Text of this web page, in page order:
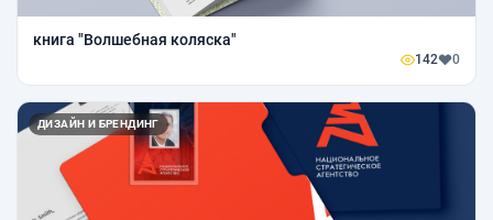
книга "Волшебная коляска"
142 0
ДИЗАЙН И БРЕНДИНГ